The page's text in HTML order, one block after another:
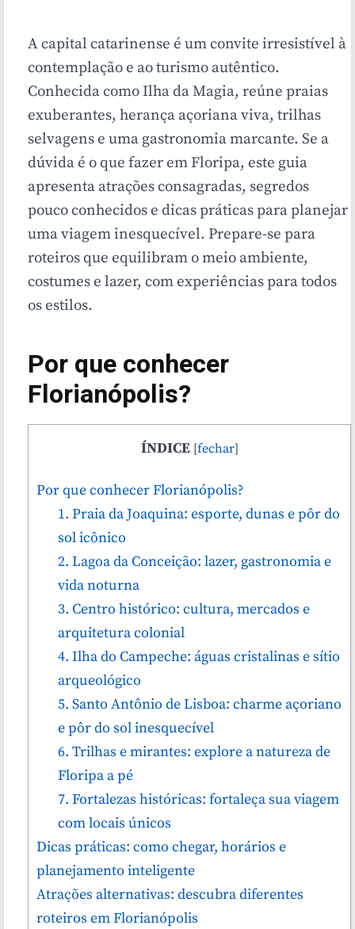
A capital catarinense é um convite irresistível à
contemplação e ao turismo autêntico.
Conhecida como Ilha da Magia, reúne praias
exuberantes, herança açoriana viva, trilhas
selvagens e uma gastronomia marcante. Se a
dúvida é o que fazer em Floripa, este guia
apresenta atrações consagradas, segredos
pouco conhecidos e dicas práticas para planejar
uma viagem inesquecível. Prepare-se para
roteiros que equilibram o meio ambiente,
costumes e lazer, com experiências para todos
os estilos.
Por que conhecer
Florianópolis?
ÍNDICE [fechar]
Por que conhecer Florianópolis?
1. Praia da Joaquina: esporte, dunas e pôr do
sol icônico
2. Lagoa da Conceição: lazer, gastronomia e
vida noturna
3. Centro histórico: cultura, mercados e
arquitetura colonial
4. Ilha do Campeche: águas cristalinas e sítio
arqueológico
5. Santo Antônio de Lisboa: charme açoriano
e pôr do sol inesquecível
6. Trilhas e mirantes: explore a natureza de
Floripa a pé
7. Fortalezas históricas: fortaleça sua viagem
com locais únicos
Dicas práticas: como chegar, horários e
planejamento inteligente
Atrações alternativas: descubra diferentes
roteiros em Florianópolis